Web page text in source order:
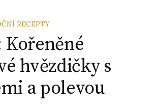
RECEPTY
Kořeněné
hvězdičky s
a polevou